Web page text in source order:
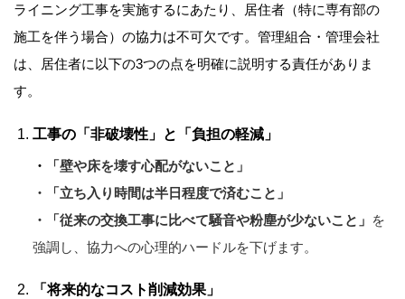
ライニング工事を実施するにあたり、居住者（特に専有部の
施工を伴う場合）の協力は不可欠です。管理組合・管理会社
は、居住者に以下の3つの点を明確に説明する責任がありま
す。
工事の「非破壊性」と「負担の軽減」
・
「壁や床を壊す心配がないこと」
・「立ち入り時間は半日程度で済むこと」
・
「従来の交換工事に比べて騒音や粉塵が少ないこと」 を
強調し、協力への心理的ハードルを下げます。
「将来的なコスト削減効果」